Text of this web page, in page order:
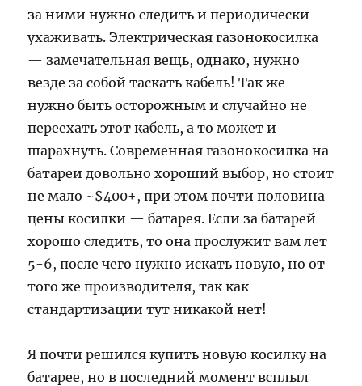
за ними нужно следить и периодически
ухаживать. Электрическая газонокосилка
— замечательная вещь, однако, нужно
везде за собой таскать кабель! Так же
нужно быть осторожным и случайно не
переехать этот кабель, а то может и
шарахнуть. Современная газонокосилка на
батареи довольно хороший выбор, но стоит
не мало ~$400+, при этом почти половина
цены косилки — батарея. Если за батарей
хорошо следить, то она прослужит вам лет
5-6, после чего нужно искать новую, но от
того же производителя, так как
стандартизации тут никакой нет!
Я почти решился купить новую косилку на
батарее, но в последний момент всплыл